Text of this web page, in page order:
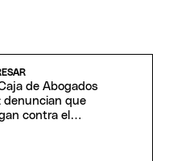
de Abogados
denuncian que
contra el